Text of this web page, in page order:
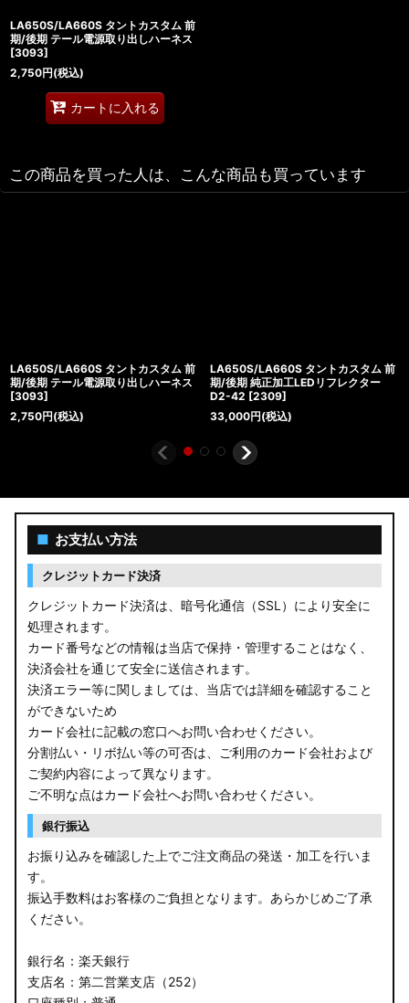
LA650S/LA660S タントカスタム 前
期/後期 テール電源取り出しハーネス
[3093]
2,750円(税込)
カートに入れる
この商品を買った人は、こんな商品も買っています
LA650S/LA660S タントカスタム 前
期/後期 テール電源取り出しハーネス
[3093]
2,750円(税込)
LA650S/LA660S タントカスタム 前
期/後期 純正加工LEDリフレクター
D2-42 [2309]
33,000円(税込)
■ お支払い方法
クレジットカード決済
クレジットカード決済は、暗号化通信（SSL）により安全に
処理されます。
カード番号などの情報は当店で保持・管理することはなく、
決済会社を通じて安全に送信されます。
決済エラー等に関しましては、当店では詳細を確認すること
ができないため
カード会社に記載の窓口へお問い合わせください。
分割払い・リボ払い等の可否は、ご利用のカード会社および
ご契約内容によって異なります。
ご不明な点はカード会社へお問い合わせください。
銀行振込
お振り込みを確認した上でご注文商品の発送・加工を行いま
す。
振込手数料はお客様のご負担となります。あらかじめご了承
ください。
銀行名：楽天銀行
支店名：第二営業支店（252）